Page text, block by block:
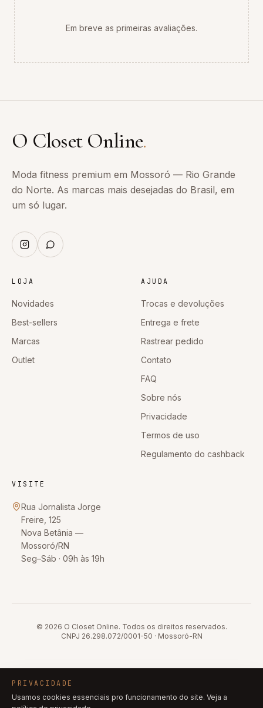
Em breve as primeiras avaliações.
O Closet Online.
Moda fitness premium em Mossoró — Rio Grande
do Norte. As marcas mais desejadas do Brasil, em
um só lugar.
LOJA
Novidades
Best-sellers
Marcas
Outlet
AJUDA
Trocas e devoluções
Entrega e frete
Rastrear pedido
Contato
FAQ
Sobre nós
Privacidade
Termos de uso
Regulamento do cashback
VISITE
Rua Jornalista Jorge
Freire, 125
Nova Betânia —
Mossoró/RN
Seg–Sáb · 09h às 19h
© 2026 O Closet Online. Todos os direitos reservados.
CNPJ 26.298.072/0001-50 · Mossoró-RN
PRIVACIDADE
Usamos cookies essenciais pro funcionamento do site. Veja a